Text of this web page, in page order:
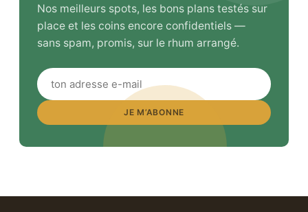
Nos meilleurs spots, les bons plans testés sur
place et les coins encore confidentiels —
sans spam, promis, sur le rhum arrangé.
JE M’ABONNE